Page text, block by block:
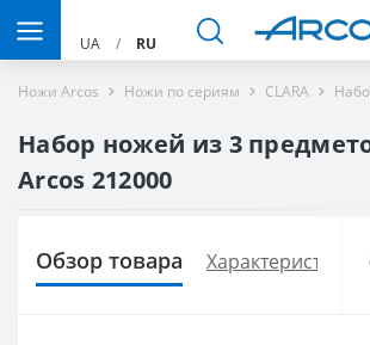
UA / RU
Ножи Arcos Ножи по сериям CLARA
Набор ножей из 3
Arcos 212000
Обзор товара Характеристики